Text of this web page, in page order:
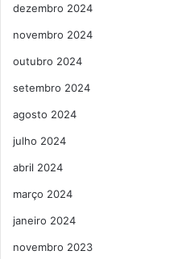
dezembro 2024
novembro 2024
outubro 2024
setembro 2024
agosto 2024
julho 2024
abril 2024
março 2024
janeiro 2024
novembro 2023